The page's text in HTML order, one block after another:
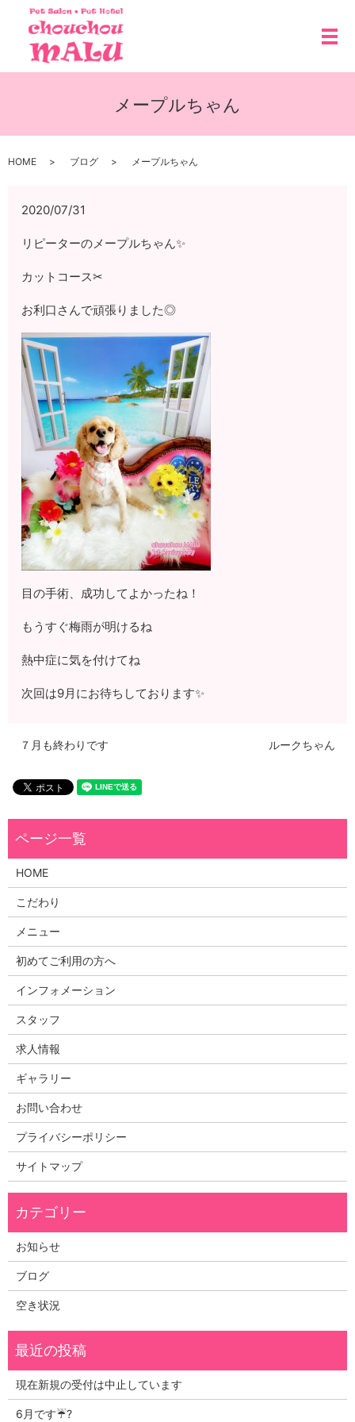
メ
メープルちゃん
HOME ブログ メープルちゃん
2020/07/31
リピーターのメープルちゃん✨
カットコース✂
お利口さんで頑張りました◎
目の手術、成功してよかったね！
もうすぐ梅雨が明けるね
熱中症に気を付けてね
次回は9月にお待ちしております✨
７月も終わりです ルークちゃん
HOME
こだわり
メニュー
初めてご利用の方へ
インフォメーション
スタッフ
求人情報
ギャラリー
お問い合わせ
プライバシーポリシー
サイトマップ
お知らせ
ブログ
空き状況
現在新規の受付は中止しています
6月です☔?